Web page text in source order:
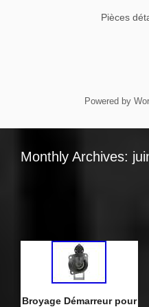
Pièces
Powered by
Monthly Archives:
Broyage Démarreur pour